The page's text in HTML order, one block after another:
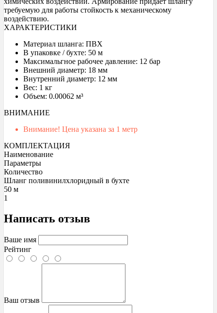
требуемую для работы стойкость к механическому
воздействию.
ХАРАКТЕРИСТИКИ
Материал шланга: ПВХ
В упаковке / бухте: 50 м
Максимальгное рабочее давление: 12 бар
Внешний диаметр: 18 мм
Внутренний диаметр: 12 мм
Вес: 1 кг
Объем: 0.00062 м³
ВНИМАНИЕ
Внимание! Цена указана за 1 метр
КОМПЛЕКТАЦИЯ
Наименование
Параметры
Количество
Шланг поливинилхлоридный в бухте
50 м
1
Написать отзыв
Ваше имя
Рейтинг
Ваш отзыв